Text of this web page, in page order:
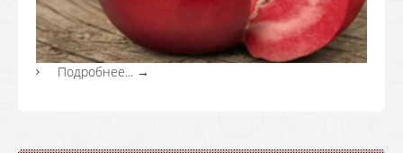
Подробнее... →